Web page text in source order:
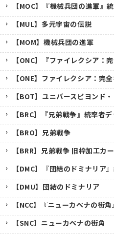
【MOC】『機械兵団の進軍』
【MUL】多元宇宙の伝説
【MOM】機械兵団の進軍
【ONC】『ファイレクシア：
【ONE】ファイレクシア：完
【BOT】ユニバースビヨンド
【BRC】『兄弟戦争』統率者
【BRO】兄弟戦争
【BRR】兄弟戦争 旧枠加工カ
【DMC】『団結のドミナリア
【DMU】団結のドミナリア
【NCC】『ニューカペナの街
【SNC】ニューカペナの街角